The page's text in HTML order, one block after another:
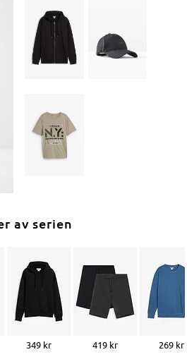
av serien
349 kr 419 kr 269 kr